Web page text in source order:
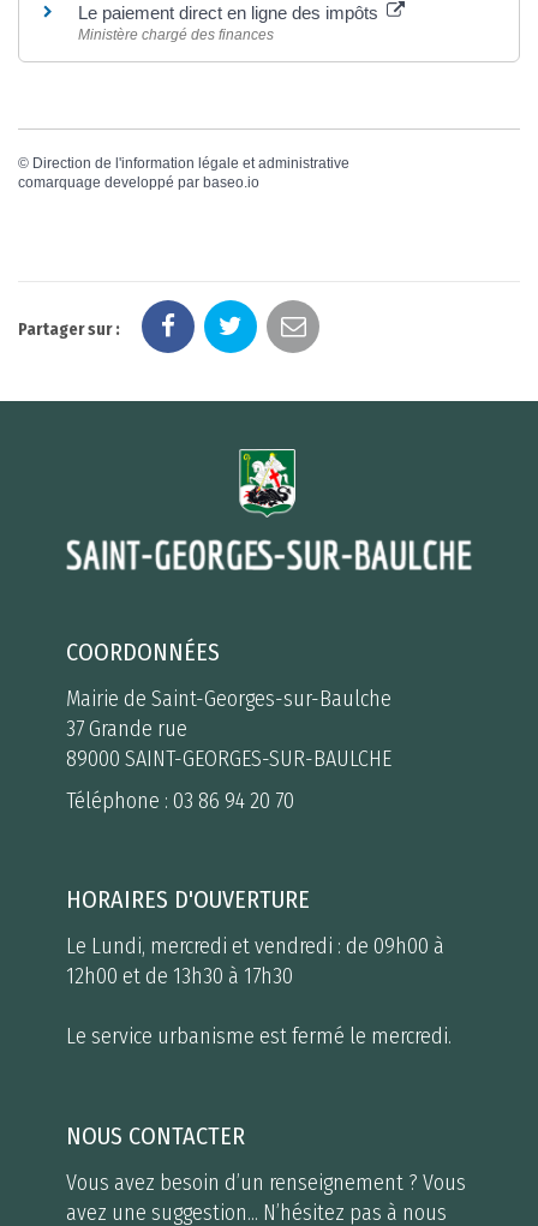
Le paiement direct en ligne des impôts
Ministère chargé des finances
© Direction de l'information légale et administrative
comarquage developpé par baseo.io
Partager sur :
COORDONNÉES
Mairie de Saint-Georges-sur-Baulche
37 Grande rue
89000 SAINT-GEORGES-SUR-BAULCHE
Téléphone : 03 86 94 20 70
HORAIRES D'OUVERTURE
Le Lundi, mercredi et vendredi : de 09h00 à
12h00 et de 13h30 à 17h30
Le service urbanisme est fermé le mercredi.
NOUS CONTACTER
Vous avez besoin d’un renseignement ? Vous
avez une suggestion... N’hésitez pas à nous